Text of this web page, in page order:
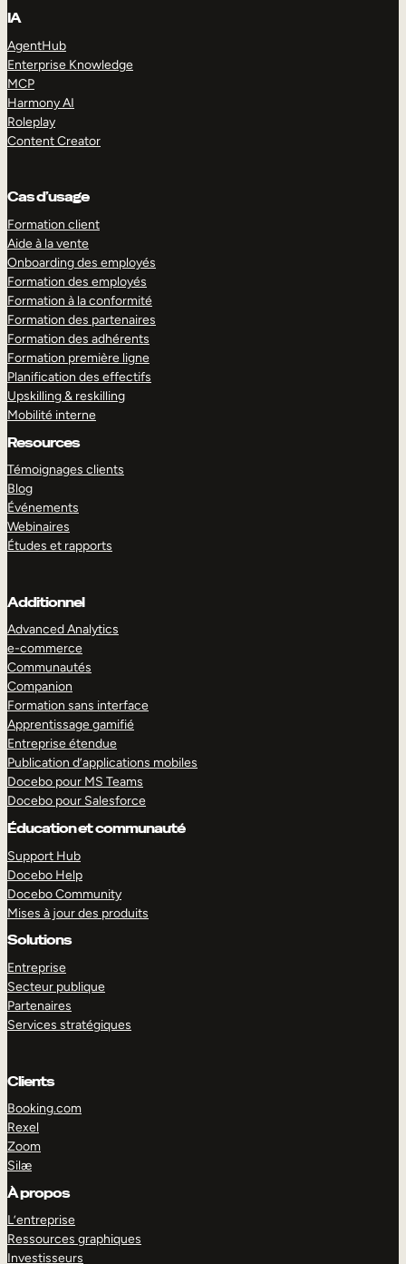
IA
AgentHub
Enterprise Knowledge
MCP
Harmony AI
Roleplay
Content Creator
Cas d’usage
Formation client
Aide à la vente
Onboarding des employés
Formation des employés
Formation à la conformité
Formation des partenaires
Formation des adhérents
Formation première ligne
Planification des effectifs
Upskilling & reskilling
Mobilité interne
Resources
Témoignages clients
Blog
Événements
Webinaires
Études et rapports
Additionnel
Advanced Analytics
e-commerce
Communautés
Companion
Formation sans interface
Apprentissage gamifié
Entreprise étendue
Publication d’applications mobiles
Docebo pour MS Teams
Docebo pour Salesforce
Éducation et communauté
Support Hub
Docebo Help
Docebo Community
Mises à jour des produits
Solutions
Entreprise
Secteur publique
Partenaires
Services stratégiques
Clients
Booking.com
Rexel
Zoom
Silæ
À propos
L’entreprise
Ressources graphiques
Investisseurs